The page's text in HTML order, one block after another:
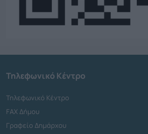
Τηλεφωνικό Κέντρο
Τηλεφωνικό Κέντρο
FAX Δήμου
Γραφείο Δημάρχου